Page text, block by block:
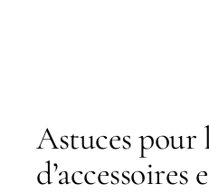
Astuces pour
d’accessoires